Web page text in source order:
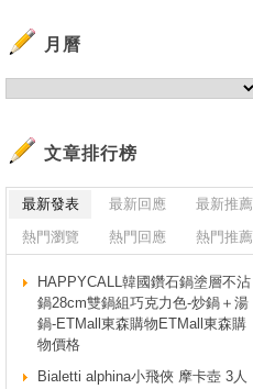
月曆
文章排行榜
最新發表 最新回應
最新推薦
熱門瀏覽
熱門回應 熱門推薦
HAPPYCALL韓國鑽石鍋塗層不沾
鍋28cm雙鍋組巧克力色-炒鍋＋湯
鍋-ETMall東森購物ETMall東森購
物價格
Bialetti alphina小飛俠 摩卡壺 3人